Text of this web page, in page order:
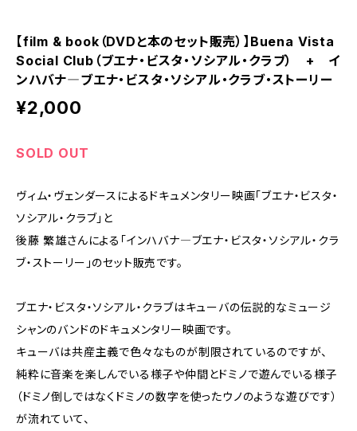
【film & book（DVDと本のセット販売）】Buena Vista
Social Club（ブエナ・ビスタ・ソシアル・クラブ） + イ
ンハバナ―ブエナ・ビスタ・ソシアル・クラブ・ストーリー
¥2,000
SOLD OUT
ヴィム・ヴェンダースによるドキュメンタリー映画「ブエナ・ビスタ・
ソシアル・クラブ」と
後藤 繁雄さんによる「インハバナ―ブエナ・ビスタ・ソシアル・クラ
ブ・ストーリー」のセット販売です。
ブエナ・ビスタ・ソシアル・クラブはキューバの伝説的なミュージ
シャンのバンドのドキュメンタリー映画です。
キューバは共産主義で色々なものが制限されているのですが、
純粋に音楽を楽しんでいる様子や仲間とドミノで遊んでいる様子
（ドミノ倒しではなくドミノの数字を使ったウノのような遊びです）
が流れていて、